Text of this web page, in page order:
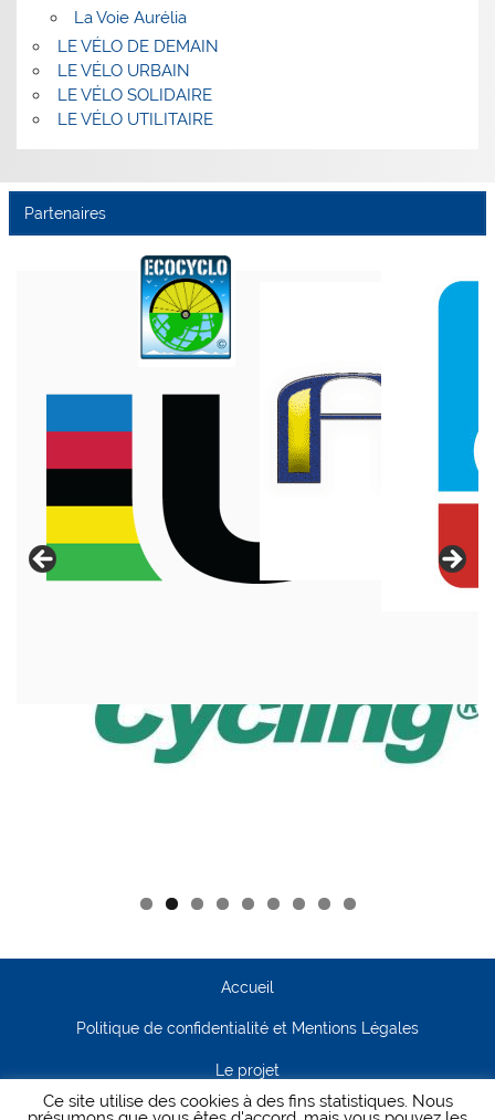
La Voie Aurélia
LE VÉLO DE DEMAIN
LE VÉLO URBAIN
LE VÉLO SOLIDAIRE
LE VÉLO UTILITAIRE
Partenaires
Accueil
Politique de confidentialité et Mentions Légales
Le projet
Contact
Ce site utilise des cookies à des fins statistiques. Nous